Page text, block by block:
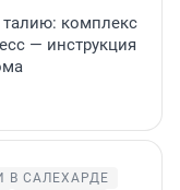
комплекс
— инструкция
В САЛЕХАРДЕ